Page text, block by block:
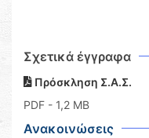
Σχετικά έγγραφα
Πρόσκληση Σ.Α.Σ.
PDF - 1,2 MB
Ανακοινώσεις